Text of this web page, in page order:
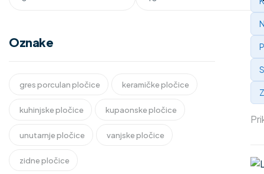
Oznake
gres porculan pločice keramičke pločice
kuhinjske pločice kupaonske pločice
unutarnje pločice vanjske pločice
zidne pločice